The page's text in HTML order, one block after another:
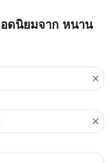
อดนิยมจาก หนาน
close
close